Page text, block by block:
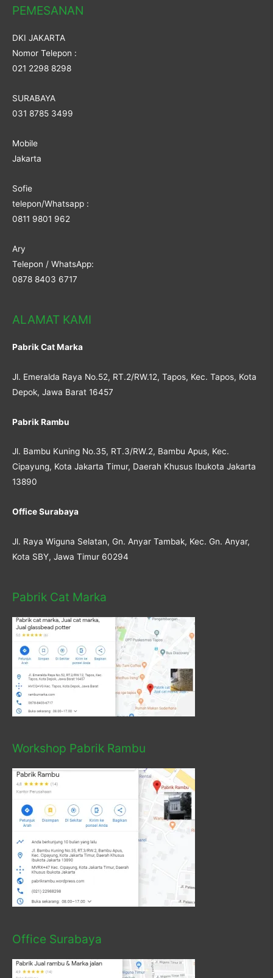
PEMESANAN
DKI JAKARTA
Nomor Telepon :
021 2298 8298
SURABAYA
031 8785 3499
Mobile
Jakarta
Sofie
telepon/Whatsapp :
0811 9801 962
Ary
Telepon / WhatsApp:
0878 8403 6717
ALAMAT KAMI
Pabrik Cat Marka
Jl. Emeralda Raya No.52, RT.2/RW.12, Tapos, Kec. Tapos, Kota
Depok, Jawa Barat 16457
Pabrik Rambu
Jl. Bambu Kuning No.35, RT.3/RW.2, Bambu Apus, Kec.
Cipayung, Kota Jakarta Timur, Daerah Khusus Ibukota Jakarta
13890
Office Surabaya
Jl. Raya Wiguna Selatan, Gn. Anyar Tambak, Kec. Gn. Anyar,
Kota SBY, Jawa Timur 60294
Pabrik Cat Marka
Workshop Pabrik Rambu
Office Surabaya